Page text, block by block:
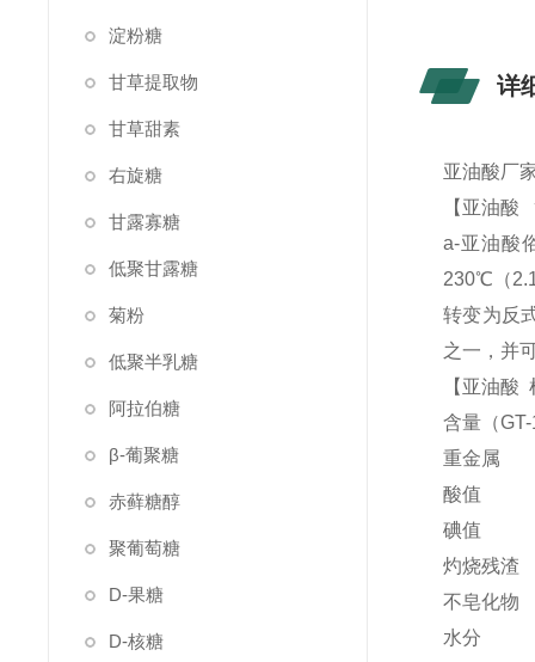
淀粉糖
甘草提取物
甘草甜素
右旋糖
甘露寡糖
低聚甘露糖
菊粉
低聚半乳糖
阿拉伯糖
β-葡聚糖
赤藓糖醇
聚葡萄糖
D-果糖
D-核糖
详
亚油酸厂
【亚油酸
a-亚油酸
230℃（
转变为反
之一，并
【亚油酸
含量（
重金属
酸值
碘值
灼烧残渣
不皂化物
水分